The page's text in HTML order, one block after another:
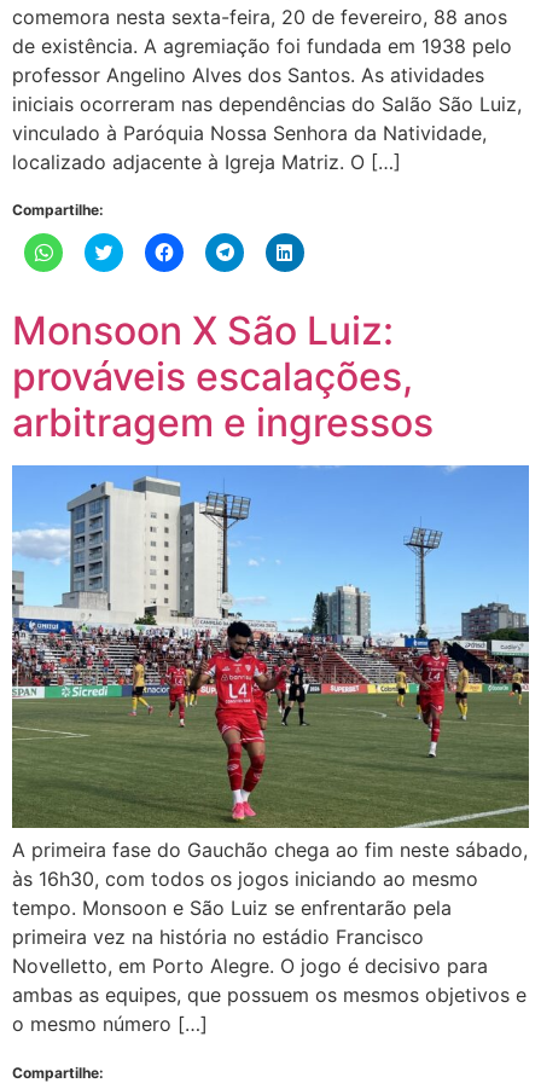
comemora nesta sexta-feira, 20 de fevereiro, 88 anos
de existência. A agremiação foi fundada em 1938 pelo
professor Angelino Alves dos Santos. As atividades
iniciais ocorreram nas dependências do Salão São Luiz,
vinculado à Paróquia Nossa Senhora da Natividade,
localizado adjacente à Igreja Matriz. O […]
Compartilhe:
Clique
para
em
nova
Clique
para
Twitter(abre
em
nova
janela)
Clique
para
Facebook(abre
em
nova
Clique
para
Telegram(abre
em
nova
Clique
para
LinkedIn(abre
nova
janela)
Monsoon X São Luiz:
prováveis escalações,
arbitragem e ingressos
A primeira fase do Gauchão chega ao fim neste sábado,
às 16h30, com todos os jogos iniciando ao mesmo
tempo. Monsoon e São Luiz se enfrentarão pela
primeira vez na história no estádio Francisco
Novelletto, em Porto Alegre. O jogo é decisivo para
ambas as equipes, que possuem os mesmos objetivos e
o mesmo número […]
Compartilhe: